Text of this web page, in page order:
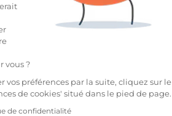
vous ?
vos préférences par la suite, cliquez sur le
de cookies' situé dans le pied de page.
de confidentialité
en acier